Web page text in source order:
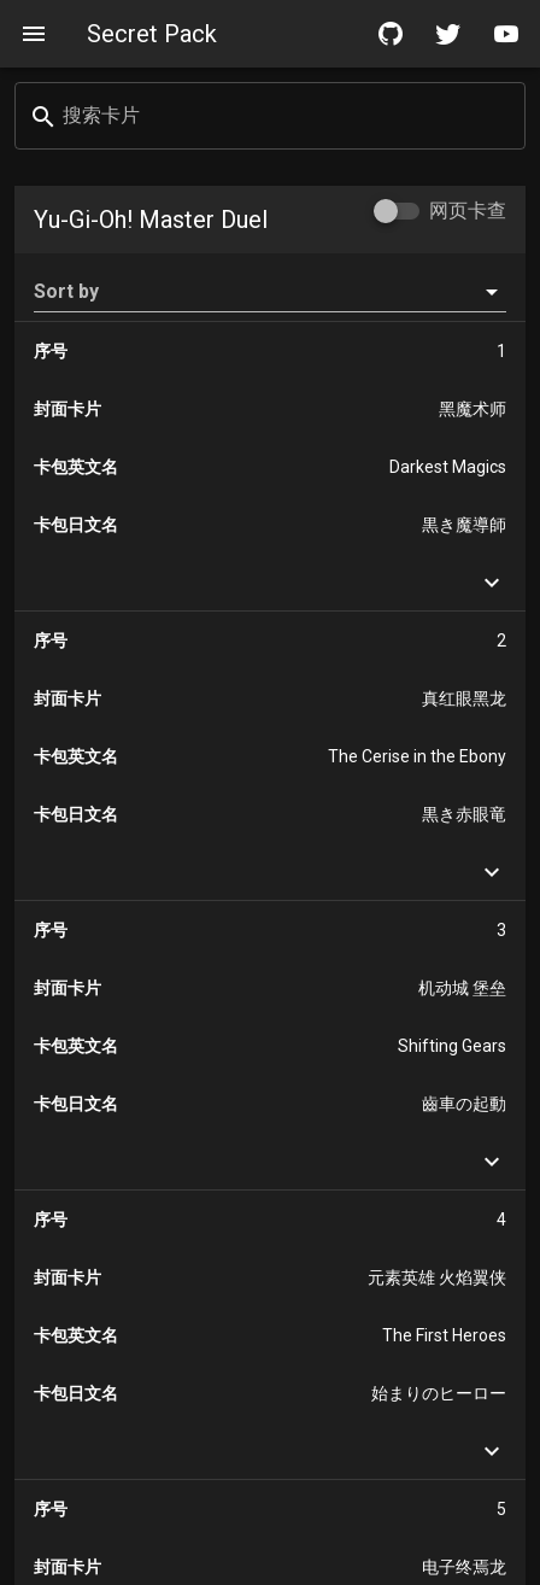
Secret Pack
搜索卡片
Yu-Gi-Oh! Master Duel 网页卡查
Sort by
序号 1
封面卡片 黑魔术师
卡包英文名 Darkest Magics
卡包日文名 黒き魔導師
序号 2
封面卡片 真红眼黑龙
卡包英文名 The Cerise in the Ebony
卡包日文名 黒き赤眼竜
序号 3
封面卡片 机动城 堡垒
卡包英文名 Shifting Gears
卡包日文名 齒車の起動
序号 4
封面卡片 元素英雄 火焰翼侠
卡包英文名 The First Heroes
卡包日文名 始まりのヒーロー
序号 5
封面卡片 电子终焉龙